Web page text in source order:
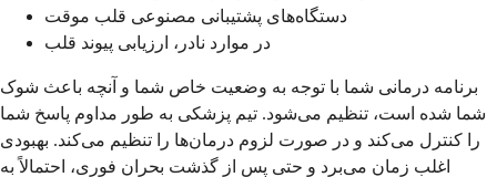
دستگاه‌های پشتیبانی مصنوعی قلب موقت
در موارد نادر، ارزیابی پیوند قلب
برنامه درمانی شما با توجه به وضعیت خاص شما و آنچه باعث شوک
شما شده است، تنظیم می‌شود. تیم پزشکی به طور مداوم پاسخ شما
را کنترل می‌کند و در صورت لزوم درمان‌ها را تنظیم می‌کند. بهبودی
اغلب زمان می‌برد و حتی پس از گذشت بحران فوری، احتمالاً به